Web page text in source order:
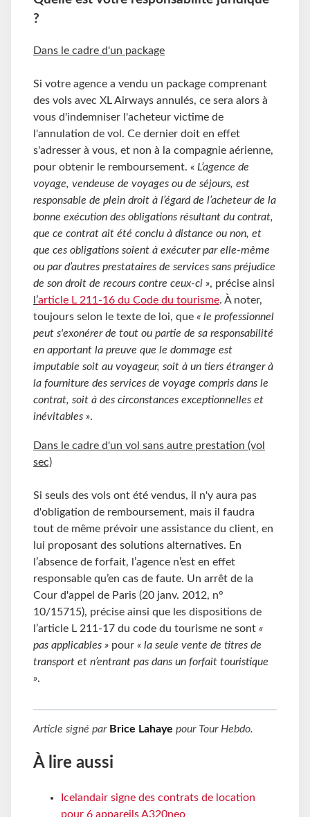
?
Dans le cadre d'un package
Si votre agence a vendu un package comprenant
des vols avec XL Airways annulés, ce sera alors à
vous d'indemniser l'acheteur victime de
l'annulation de vol. Ce dernier doit en effet
s'adresser à vous, et non à la compagnie aérienne,
pour obtenir le remboursement. « L’agence de
voyage, vendeuse de voyages ou de séjours, est
responsable de plein droit à l’égard de l’acheteur de la
bonne exécution des obligations résultant du contrat,
que ce contrat ait été conclu à distance ou non, et
que ces obligations soient à exécuter par elle-même
ou par d’autres prestataires de services sans préjudice
de son droit de recours contre ceux-ci », précise ainsi
l’article L 211-16 du Code du tourisme. À noter,
toujours selon le texte de loi, que « le professionnel
peut s'exonérer de tout ou partie de sa responsabilité
en apportant la preuve que le dommage est
imputable soit au voyageur, soit à un tiers étranger à
la fourniture des services de voyage compris dans le
contrat, soit à des circonstances exceptionnelles et
inévitables ».
Dans le cadre d'un vol sans autre prestation (vol
sec)
Si seuls des vols ont été vendus, il n'y aura pas
d'obligation de remboursement, mais il faudra
tout de même prévoir une assistance du client, en
lui proposant des solutions alternatives. En
l’absence de forfait, l’agence n’est en effet
responsable qu’en cas de faute. Un arrêt de la
Cour d'appel de Paris (20 janv. 2012, n°
10/15715), précise ainsi que les dispositions de
l’article L 211-17 du code du tourisme ne sont «
pas applicables » pour « la seule vente de titres de
transport et n’entrant pas dans un forfait touristique
».
Article signé par Brice Lahaye pour Tour Hebdo.
À lire aussi
Icelandair signe des contrats de location
pour 6 appareils A320neo